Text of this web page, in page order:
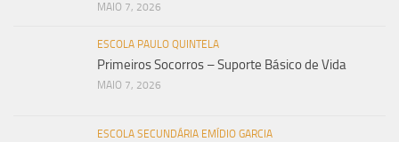
MAIO 7, 2026
ESCOLA PAULO QUINTELA
Primeiros Socorros – Suporte Básico de Vida
MAIO 7, 2026
ESCOLA SECUNDÁRIA EMÍDIO GARCIA